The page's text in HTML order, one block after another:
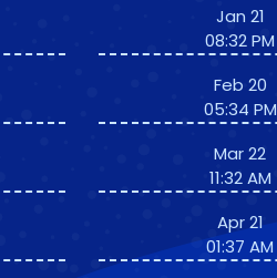
Jan 21
08:32 PM
Feb 20
05:34 PM
Mar 22
11:32 AM
Apr 21
01:37 AM